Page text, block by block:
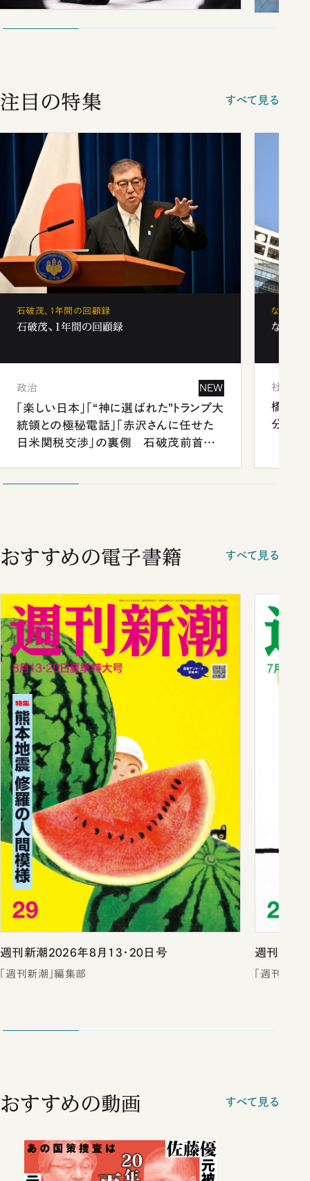
注目の特集 すべて見る
石破茂、1年間の回顧録
石破茂、1年間の回顧録
政治 NEW
「楽しい日本」「“神に選ばれた”トランプ大
統領との極秘電話」「赤沢さんに任せた
日米関税交渉」の裏側 石破茂前首相
なぜ「フ
なぜ「
社会
橋本愛
分 佐
おすすめの電子書籍 すべて見る
週刊新潮2026年8月13・20日号
「週刊新潮」編集部
週刊新潮
「週刊新潮
おすすめの動画 すべて見る